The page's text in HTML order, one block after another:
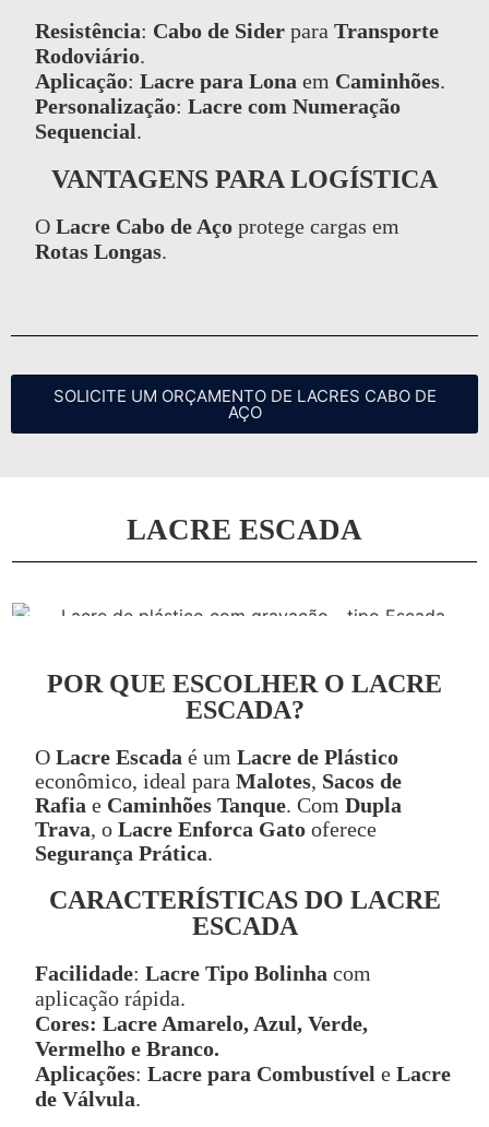
Resistência: Cabo de Sider para Transporte
Rodoviário.
Aplicação: Lacre para Lona em Caminhões.
Personalização: Lacre com Numeração
Sequencial.
VANTAGENS PARA LOGÍSTICA
O Lacre Cabo de Aço protege cargas em
Rotas Longas.
SOLICITE UM ORÇAMENTO DE LACRES CABO DE
AÇO
LACRE ESCADA
POR QUE ESCOLHER O LACRE
ESCADA?
O Lacre Escada é um Lacre de Plástico
econômico, ideal para Malotes, Sacos de
Rafia e Caminhões Tanque. Com Dupla
Trava, o Lacre Enforca Gato oferece
Segurança Prática.
CARACTERÍSTICAS DO LACRE
ESCADA
Facilidade: Lacre Tipo Bolinha com
aplicação rápida.
Cores: Lacre Amarelo, Azul, Verde,
Vermelho e Branco.
Aplicações: Lacre para Combustível e Lacre
de Válvula.